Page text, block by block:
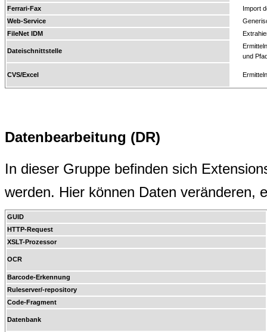
Ferrari-Fax
Import
Web-Service
FileNet IDM
Dateischnittstelle
und
CVS/Excel
Datenbearbeitung (DR)
In dieser Gruppe befinden sich
werden. Hier können Daten veränderen,
GUID
HTTP-Request
XSLT-Prozessor
OCR
Barcode-Erkennung
Ruleserver/-repository
Code-Fragment
Datenbank